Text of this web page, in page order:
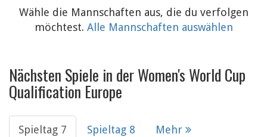
Wähle die Mannschaften aus, die du verfolgen
möchtest. Alle Mannschaften auswählen
Nächsten Spiele in der Women's World Cup
Qualification Europe
Spieltag 7 Spieltag 8 Mehr